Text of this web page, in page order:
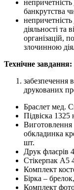
банкрутства чи
діяльності та
організацій,
злочинною
Технічне завдання:
забезпечення
друкованих
Браслет мед.
Підвіска 1325
Виготовлення
обкладинка
шт.
Друк флаєрів
Стікерпак А5
Комплект
Бірка –
Комплект